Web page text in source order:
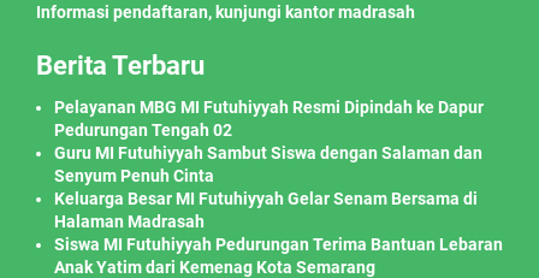
Informasi pendaftaran, kunjungi kantor madrasah
Berita Terbaru
Pelayanan MBG MI Futuhiyyah Resmi Dipindah ke Dapur
Pedurungan Tengah 02
Guru MI Futuhiyyah Sambut Siswa dengan Salaman dan
Senyum Penuh Cinta
Keluarga Besar MI Futuhiyyah Gelar Senam Bersama di
Halaman Madrasah
Siswa MI Futuhiyyah Pedurungan Terima Bantuan Lebaran
Anak Yatim dari Kemenag Kota Semarang